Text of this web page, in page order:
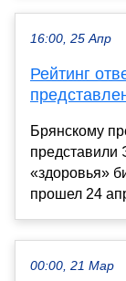
16:00, 25 Апр
Рейтинг
Брянскому
представили
«здоровья»
прошел 24
00:00, 21 Мар